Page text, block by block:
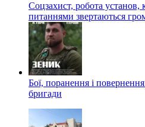
Соцзахист, робота установ,
питаннями звертаються
Бої, поранення і
бригади